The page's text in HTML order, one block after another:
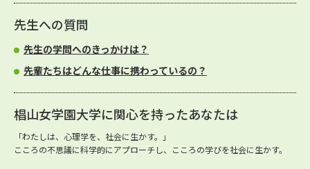
先生への質問
先生の学問へのきっかけは？
先輩たちはどんな仕事に携わっているの？
椙山女学園大学に関心を持ったあなたは
「わたしは、心理学を、社会に生かす。」
こころの不思議に科学的にアプローチし、こころの学びを社会に生かす。